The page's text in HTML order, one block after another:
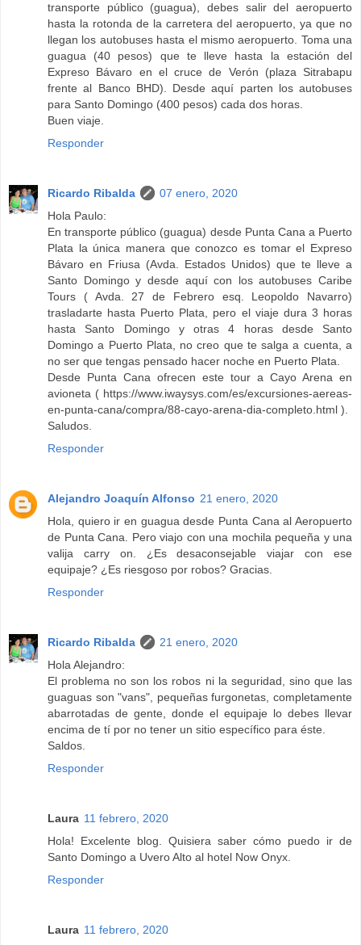
transporte público (guagua), debes salir del aeropuerto
hasta la rotonda de la carretera del aeropuerto, ya que no
llegan los autobuses hasta el mismo aeropuerto. Toma una
guagua (40 pesos) que te lleve hasta la estación del
Expreso Bávaro en el cruce de Verón (plaza Sitrabapu
frente al Banco BHD). Desde aquí parten los autobuses
para Santo Domingo (400 pesos) cada dos horas.
Buen viaje.
Responder
Ricardo Ribalda
07 enero, 2020
Hola Paulo:
En transporte público (guagua) desde Punta Cana a Puerto
Plata la única manera que conozco es tomar el Expreso
Bávaro en Friusa (Avda. Estados Unidos) que te lleve a
Santo Domingo y desde aquí con los autobuses Caribe
Tours ( Avda. 27 de Febrero esq. Leopoldo Navarro)
trasladarte hasta Puerto Plata, pero el viaje dura 3 horas
hasta Santo Domingo y otras 4 horas desde Santo
Domingo a Puerto Plata, no creo que te salga a cuenta, a
no ser que tengas pensado hacer noche en Puerto Plata.
Desde Punta Cana ofrecen este tour a Cayo Arena en
avioneta ( https://www.iwaysys.com/es/excursiones-aereas-
en-punta-cana/compra/88-cayo-arena-dia-completo.html ).
Saludos.
Responder
Alejandro Joaquín Alfonso 21 enero, 2020
Hola, quiero ir en guagua desde Punta Cana al Aeropuerto
de Punta Cana. Pero viajo con una mochila pequeña y una
valija carry on. ¿Es desaconsejable viajar con ese
equipaje? ¿Es riesgoso por robos? Gracias.
Responder
Ricardo Ribalda
21 enero, 2020
Hola Alejandro:
El problema no son los robos ni la seguridad, sino que las
guaguas son "vans", pequeñas furgonetas, completamente
abarrotadas de gente, donde el equipaje lo debes llevar
encima de tí por no tener un sitio específico para éste.
Saldos.
Responder
Laura 11 febrero, 2020
Hola! Excelente blog. Quisiera saber cómo puedo ir de
Santo Domingo a Uvero Alto al hotel Now Onyx.
Responder
Laura 11 febrero, 2020